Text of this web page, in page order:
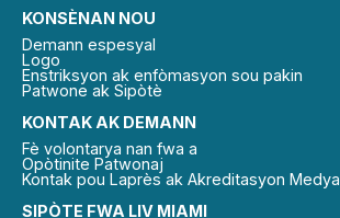
SIPÒTE FWA LIV MIAMI
KONTAK AK DEMANN
Fè volontarya nan fwa a
Opòtinite Patwonaj
Kontak pou Laprès ak Akreditasyon Medya
KONSÈNAN NOU
Demann espesyal
Logo
Enstriksyon ak enfòmasyon sou pakin
Patwone ak Sipòtè